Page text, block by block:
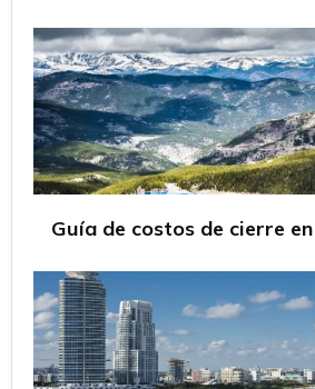
Guía de costos de cierre